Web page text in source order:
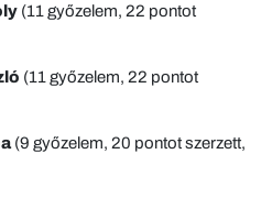
(11 győzelem, 22 pontot
(11 győzelem, 22 pontot
(9 győzelem, 20 pontot szerzett,